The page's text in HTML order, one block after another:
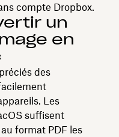
compte Dropbox.
un
en
des
Les
suffisent
format PDF les